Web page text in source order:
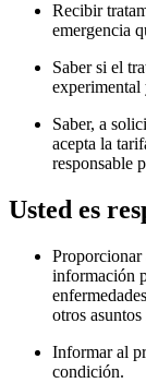
Recibir
emergencia
Saber si el
experimental
Saber, a
acepta la
responsable
Usted es
Proporcionar
información
otros
Informar al
condición.